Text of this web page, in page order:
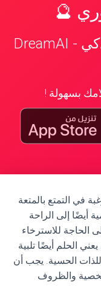
🔮
📱 تطبيق تفسير الأحلام الذكي - DreamAI
بسهولة !
في التمتع بالمتعة
أيضًا إلى الراحة
الحاجة للاسترخاء
الحلم أيضًا تلبية
الحسية. يجب أن
والظروف